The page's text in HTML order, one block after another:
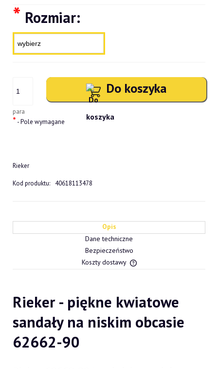
* Rozmiar:
para
Do koszyka
* - Pole wymagane
Rieker
Kod produktu: 40618113478
Opis
Dane techniczne
Bezpieczeństwo
Koszty dostawy
Rieker - piękne kwiatowe
sandały na niskim obcasie
62662-90